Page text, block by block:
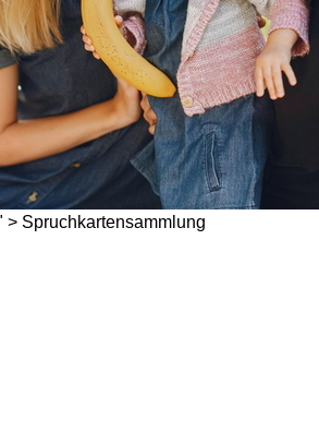
Spruchkartensammlung